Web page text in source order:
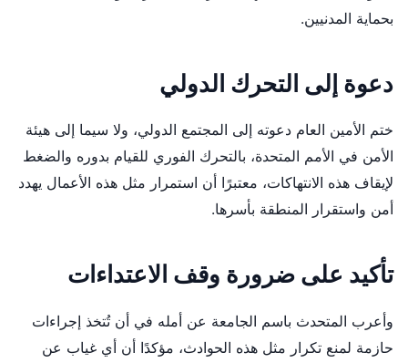
بحماية المدنيين.
دعوة إلى التحرك الدولي
ختم الأمين العام دعوته إلى المجتمع الدولي، ولا سيما إلى هيئة
الأمن في الأمم المتحدة، بالتحرك الفوري للقيام بدوره والضغط
لإيقاف هذه الانتهاكات، معتبرًا أن استمرار مثل هذه الأعمال يهدد
أمن واستقرار المنطقة بأسرها.
تأكيد على ضرورة وقف الاعتداءات
وأعرب المتحدث باسم الجامعة عن أمله في أن تُتخذ إجراءات
حازمة لمنع تكرار مثل هذه الحوادث، مؤكدًا أن أي غياب عن